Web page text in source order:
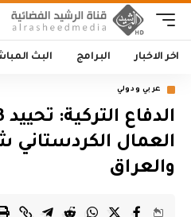
اخر الاخبار البرامج البث
عربي ودولي
العمال الكردستاني
والعراق